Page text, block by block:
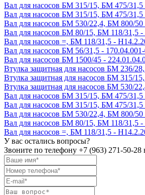
Вал для насосов БМ 315/15, БМ 475/31,5
Вал для насосов БМ 315/15, БМ 475/31,5
Вал для насосов БМ 530/22,4, БМ 800/50
Вал для насосов БМ 80/15, БМ 118/31,5 -
Вал для насосов =, БМ 118/31,5 -
Вал для насосов БМ 56/31,5 -
Вал для насосов БМ 1500/45 -
Втулка защитная для насосов БМ 236/
Втулка защитная для насосов БМ 315/
Втулка защитная для насосов БМ 530/
Вал для насосов БМ 315/15, БМ 475/31,5
Вал для насосов БМ 315/15, БМ 475/31,5
Вал для насосов БМ 530/22,4, БМ 800/50
Вал для насосов БМ 80/15, БМ 118/31,5 -
Вал для насосов =, БМ 118/31,5 -
У вас остались вопросы?
Звоните по телефону +7 (963) 271-50-28